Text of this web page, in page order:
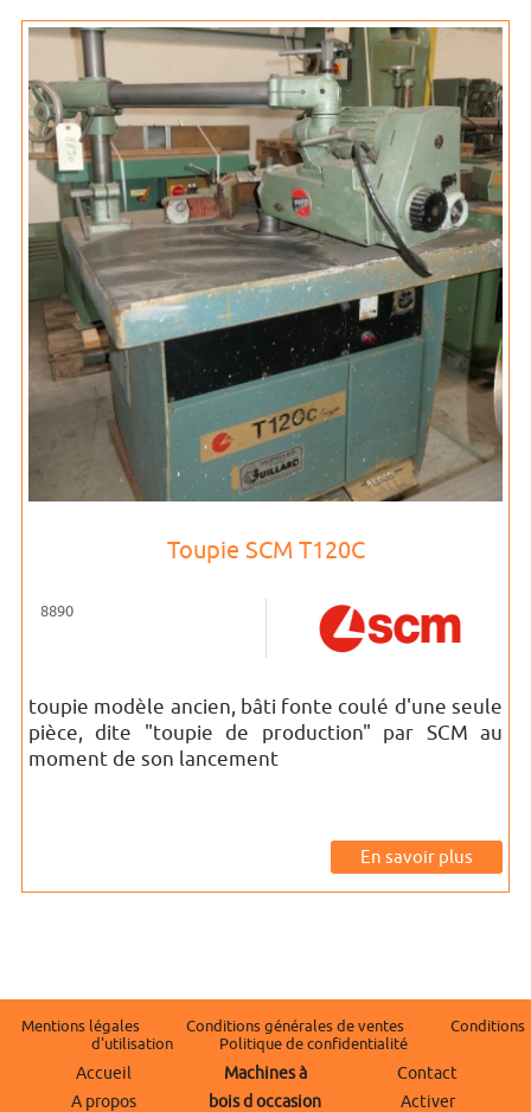
Toupie SCM T120C
8890
toupie modèle ancien, bâti fonte coulé d'une seule
pièce, dite "toupie de production" par SCM au
moment de son lancement
En savoir plus
Mentions légales Conditions générales de ventes
Conditions
d'utilisation
Politique de confidentialité
Accueil
A propos
Machines à
bois d occasion
Contact
Activer